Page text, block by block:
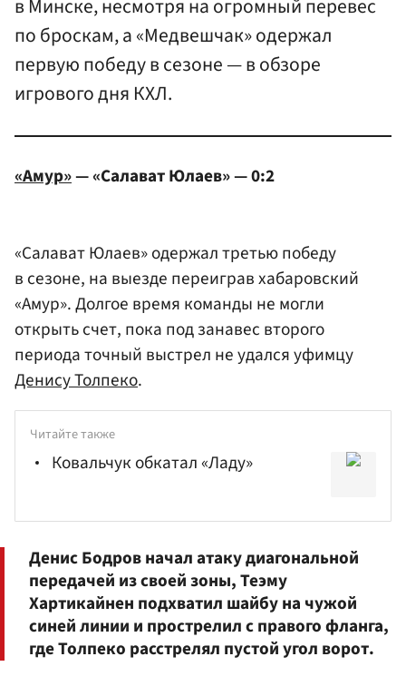
в Минске, несмотря на огромный перевес
по броскам, а «Медвешчак» одержал
первую победу в сезоне — в обзоре
игрового дня КХЛ.
«Амур»— «Салават Юлаев» — 0:2
«Салават Юлаев» одержал третью победу
в сезоне, на выезде переиграв хабаровский
«Амур». Долгое время команды не могли
открыть счет, пока под занавес второго
периода точный выстрел не удался уфимцу
Денису Толпеко.
Читайте также
Ковальчук обкатал «Ладу»
Денис Бодровначал атаку диагональной
передачей из своей зоны,Теэму
Хартикайнен подхватил шайбу на чужой
синей линии и прострелил с правого фланга,
где Толпеко расстрелял пустой угол ворот.